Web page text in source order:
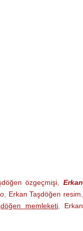
özgeçmişi ,Erkan
Erkan Taşdöğen resim
memleketi, Erkan